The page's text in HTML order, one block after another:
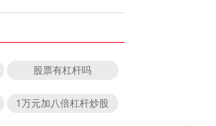
股票有杠杆吗
1万元加八倍杠杆炒股